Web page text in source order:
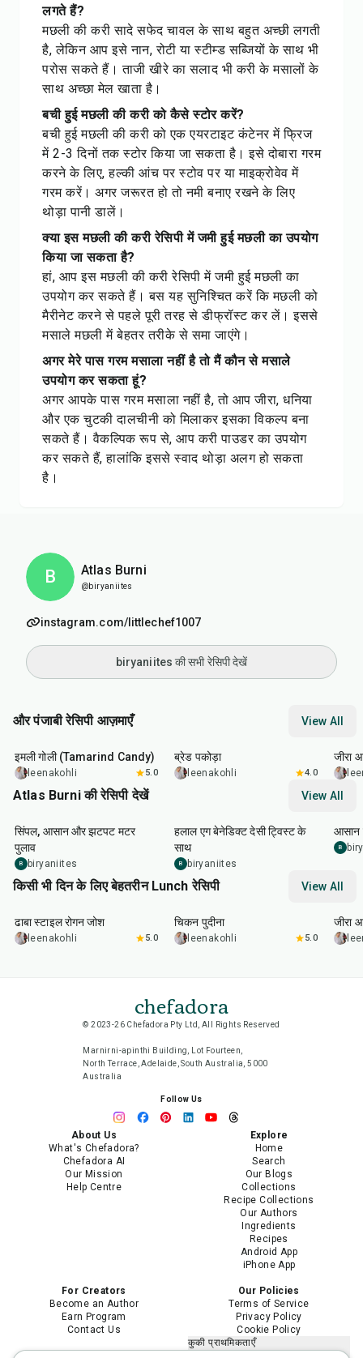
लगते हैं?
मछली की करी सादे सफेद चावल के साथ बहुत अच्छी लगती
है, लेकिन आप इसे नान, रोटी या स्टीम्ड सब्जियों के साथ भी
परोस सकते हैं। ताजी खीरे का सलाद भी करी के मसालों के
साथ अच्छा मेल खाता है।
बची हुई मछली की करी को कैसे स्टोर करें?
बची हुई मछली की करी को एक एयरटाइट कंटेनर में फ्रिज
में 2-3 दिनों तक स्टोर किया जा सकता है। इसे दोबारा गरम
करने के लिए, हल्की आंच पर स्टोव पर या माइक्रोवेव में
गरम करें। अगर जरूरत हो तो नमी बनाए रखने के लिए
थोड़ा पानी डालें।
क्या इस मछली की करी रेसिपी में जमी हुई मछली का उपयोग
किया जा सकता है?
हां, आप इस मछली की करी रेसिपी में जमी हुई मछली का
उपयोग कर सकते हैं। बस यह सुनिश्चित करें कि मछली को
मैरीनेट करने से पहले पूरी तरह से डीफ्रॉस्ट कर लें। इससे
मसाले मछली में बेहतर तरीके से समा जाएंगे।
अगर मेरे पास गरम मसाला नहीं है तो मैं कौन से मसाले
उपयोग कर सकता हूं?
अगर आपके पास गरम मसाला नहीं है, तो आप जीरा, धनिया
और एक चुटकी दालचीनी को मिलाकर इसका विकल्प बना
सकते हैं। वैकल्पिक रूप से, आप करी पाउडर का उपयोग
कर सकते हैं, हालांकि इससे स्वाद थोड़ा अलग हो सकता
है।
B Atlas Burni
@biryaniites
instagram.com/littlechef1007
biryaniites की सभी रेसिपी देखें
और पंजाबी रेसिपी आज़माएँ View All
1
इमली गोली (Tamarind Candy)
leenakohli 5.0
ब्रेड पकोड़ा
leenakohli 4.0
जीरा
Atlas Burni की रेसिपी देखें View All
सिंपल, आसान और झटपट मटर
पुलाव
B biryaniites
हलाल एग बेनेडिक्ट देसी ट्विस्ट के
साथ
B biryaniites
आसान
B
किसी भी दिन के लिए बेहतरीन Lunch रेसिपी View All
1 min
ढाबा स्टाइल रोगन जोश
leenakohli 5.0
hr 15
चिकन पुदीना
leenakohli 5.0
जीरा
chefadora
© 2023-26 Chefadora Pty Ltd, All Rights Reserved
Marnirni-apinthi Building, Lot Fourteen,
North Terrace, Adelaide, South Australia, 5000
Australia
Follow Us
About Us
What's Chefadora?
Chefadora AI
Our Mission
Help Centre
Explore
Home
Search
Our Blogs
Collections
Recipe Collections
Our Authors
Ingredients
Recipes
Android App
iPhone App
For Creators
Become an Author
Earn Program
Contact Us
Our Policies
Terms of Service
Privacy Policy
Cookie Policy
कुकी प्राथमिकताएँ